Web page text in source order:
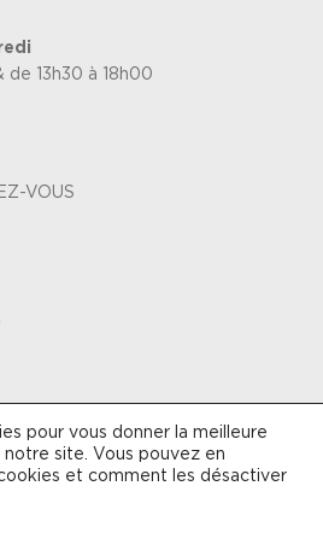
de 13h30 à 18h00
VOUS
Conditions générales de vente
pour vous donner la meilleure
site. Vous pouvez en
et comment les désactiver